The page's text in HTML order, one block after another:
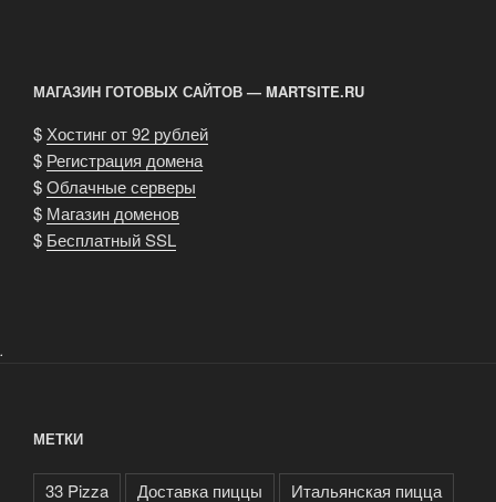
МАГАЗИН ГОТОВЫХ САЙТОВ — MARTSITE.RU
$Хостинг от 92 рублей
$ Регистрация домена
$Облачные серверы
$ Магазин доменов
$ Бесплатный SSL
.
МЕТКИ
33 Pizza Доставка пиццы
Итальянская пицца